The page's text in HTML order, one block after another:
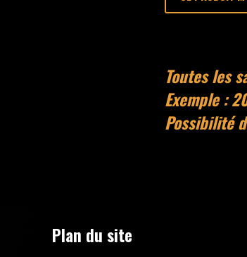
Toutes les
Exemple :
Possibilité
Plan du site